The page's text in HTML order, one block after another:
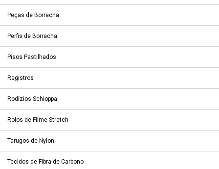
Peças de Borracha
Perfis de Borracha
Pisos Pastilhados
Registros
Rodízios Schioppa
Rolos de Filme Stretch
Tarugos de Nylon
Tecidos de Fibra de Carbono